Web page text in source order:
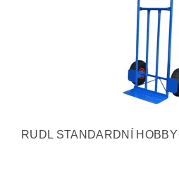
RUDL STANDARDNÍ